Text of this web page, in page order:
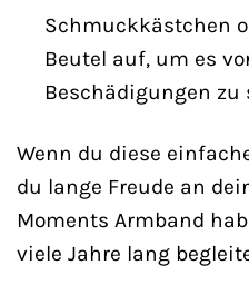
Schmuckkästchen
Beutel auf, um es
Beschädigungen zu
Wenn du diese
du lange Freude an
Moments Armband
viele Jahre lang